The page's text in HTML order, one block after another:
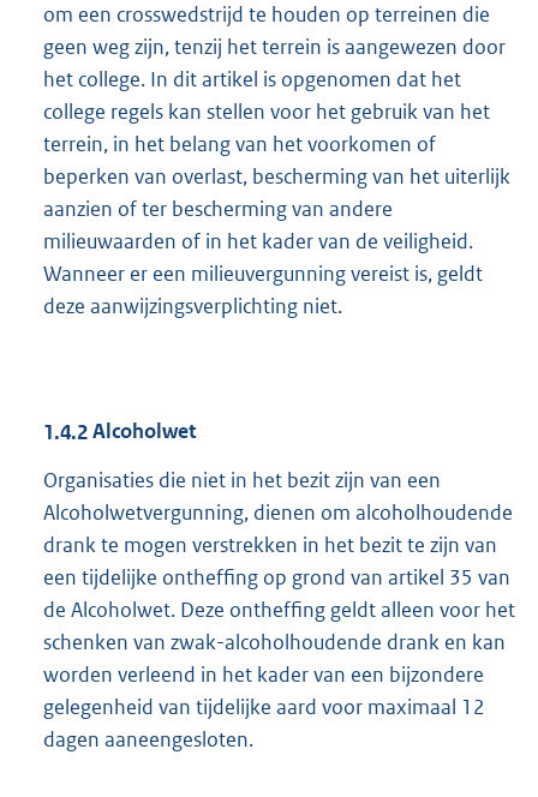
om een crosswedstrijd te houden op terreinen die
geen weg zijn, tenzij het terrein is aangewezen door
het college. In dit artikel is opgenomen dat het
college regels kan stellen voor het gebruik van het
terrein, in het belang van het voorkomen of
beperken van overlast, bescherming van het uiterlijk
aanzien of ter bescherming van andere
milieuwaarden of in het kader van de veiligheid.
Wanneer er een milieuvergunning vereist is, geldt
deze aanwijzingsverplichting niet.
1.4.2Alcoholwet
Organisaties die niet in het bezit zijn van een
Alcoholwetvergunning, dienen om alcoholhoudende
drank te mogen verstrekken in het bezit te zijn van
een tijdelijke ontheffing op grond van artikel 35 van
de Alcoholwet. Deze ontheffing geldt alleen voor het
schenken van zwak-alcoholhoudende drank en kan
worden verleend in het kader van een bijzondere
gelegenheid van tijdelijke aard voor maximaal 12
dagen aaneengesloten.